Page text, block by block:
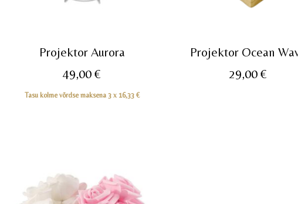
Projektor Aurora
49,00€
Tasu kolme võrdse maksena 3 x 16,33 €
Projektor Ocean
29,00€